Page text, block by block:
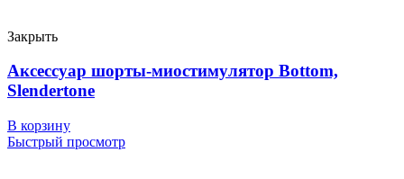
Закрыть
Аксессуар шорты-миостимулятор Bottom,
Slendertone
В корзину
Быстрый просмотр